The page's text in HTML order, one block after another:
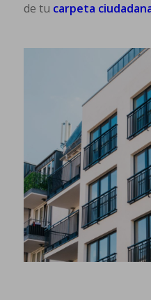
de tu carpeta